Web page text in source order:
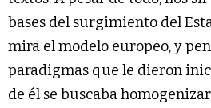
bases del surgimiento del
mira el modelo europeo, y
paradigmas que le dieron
de él se buscaba